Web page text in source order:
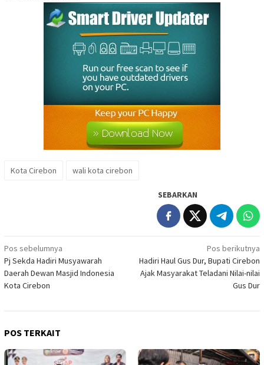
Kota Cirebon wali kota cirebon
SEBARKAN
Navigasi
pos
Pos sebelumnya
Pj Sekda Hadiri Musyawarah
Daerah Dewan Masjid Indonesia
Kota Cirebon
Pos berikutnya
Hadiri Haul Gus Dur, Bupati Cirebon
Ajak Masyarakat Teladani Nilai-nilai
Gus Dur
POS TERKAIT